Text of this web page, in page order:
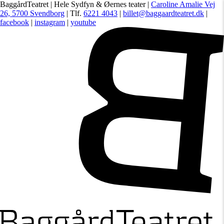
BaggårdTeatret | Hele Sydfyn & Øernes teater | Caroline Amalie Vej
26, 5700 Svendborg | Tlf. 6221 4043 | billet@baggaardteatret.dk |
facebook | instagram | youtube